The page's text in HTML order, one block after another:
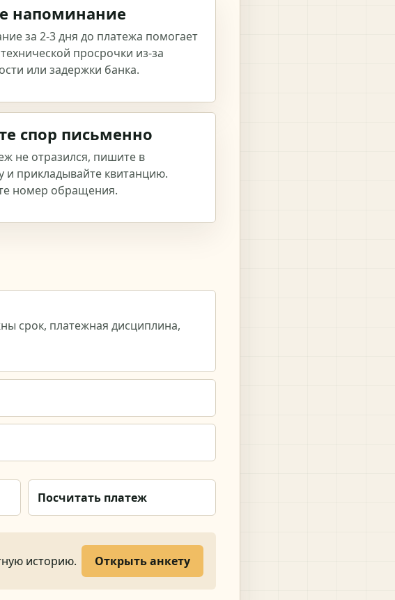
напоминание
за 2-3 дня до платежа помогает
просрочки из-за
или задержки банка.
спор письменно
не отразился, пишите в
и прикладывайте квитанцию.
номер обращения.
срок, платежная дисциплина,
Посчитать платеж
историю. Открыть анкету